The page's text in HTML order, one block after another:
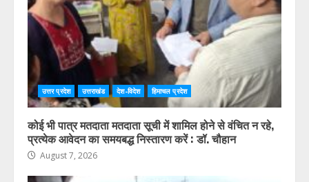
उत्तर प्रदेश उत्तराखंड देश-विदेश हिमाचल प्रदेश
कोई भी पात्र मतदाता मतदाता सूची में शामिल होने से वंचित न रहे,
प्रत्येक आवेदन का समयबद्ध निस्तारण करें : डॉ. चौहान
August 7, 2026